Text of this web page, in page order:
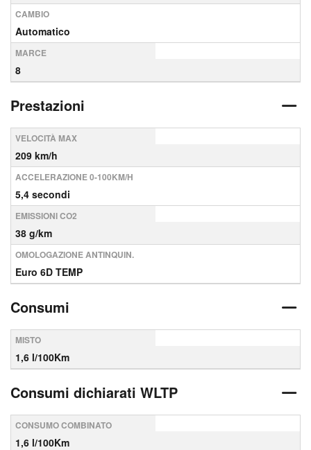
CAMBIO
Automatico
MARCE
8
Prestazioni
VELOCITÀ MAX
209 km/h
ACCELERAZIONE 0-100KM/H
5,4 secondi
EMISSIONI CO2
38 g/km
OMOLOGAZIONE ANTINQUIN.
Euro 6D TEMP
Consumi
MISTO
1,6 l/100Km
Consumi dichiarati WLTP
CONSUMO COMBINATO
1,6 l/100Km